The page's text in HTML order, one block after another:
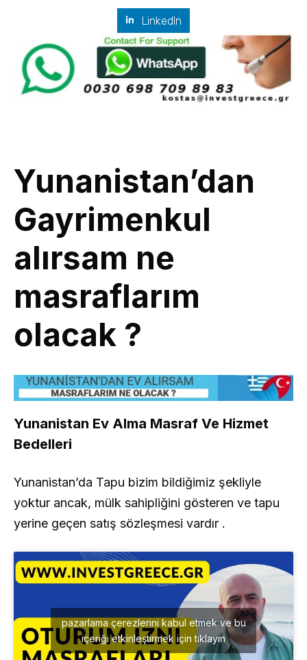
LinkedIn
Yunanistan’dan
Gayrimenkul
alırsam ne
masraflarım
olacak ?
Yunanistan Ev Alma Masraf Ve Hizmet
Bedelleri
Yunanistan’da Tapu bizim bildiğimiz şekliyle
yoktur ancak, mülk sahipliğini gösteren ve tapu
yerine geçen satış sözleşmesi vardır .
pazarlama çerezlerini kabul etmek ve bu
içeriği etkinleştirmek için tıklayın